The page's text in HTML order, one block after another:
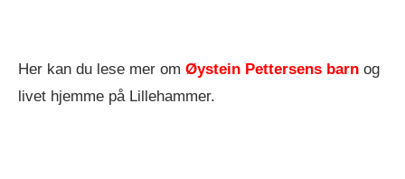
Her kan du lese mer om Øystein Pettersens barn og
livet hjemme på Lillehammer.